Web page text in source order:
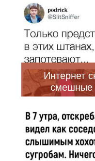
Интернет
смешные